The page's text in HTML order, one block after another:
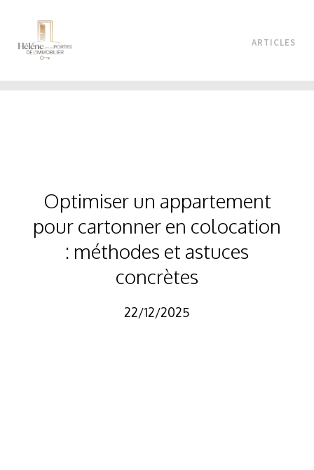
ARTICLES
Optimiser un appartement
pour cartonner en colocation
: méthodes et astuces
concrètes
22/12/2025